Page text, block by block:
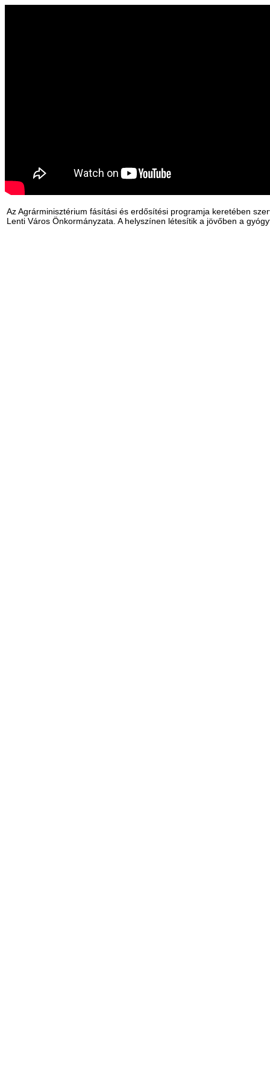
Az Agrárminisztérium fásítási és erdősítési programja keretében
Lenti Város Önkormányzata. A helyszínen létesítik a jövőben a